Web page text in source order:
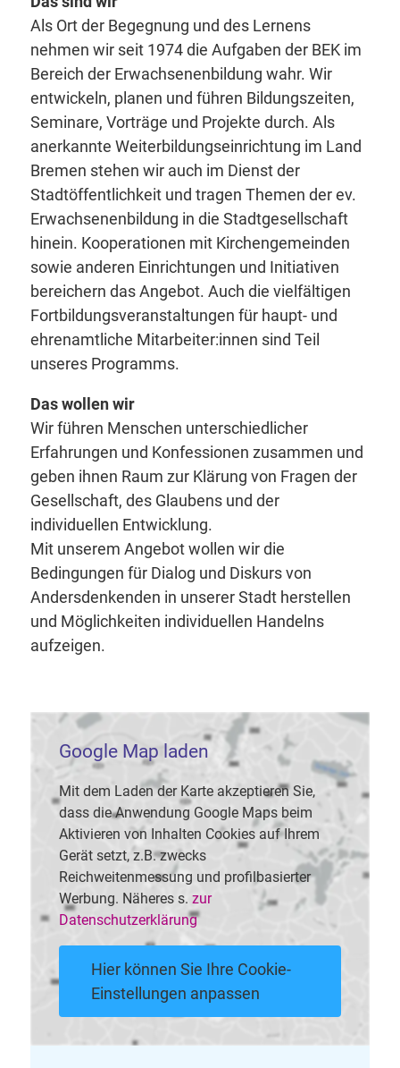
Als Ort der Begegnung und des Lernens
nehmen wir seit 1974 die Aufgaben der BEK im
Bereich der Erwachsenenbildung wahr. Wir
entwickeln, planen und führen Bildungszeiten,
Seminare, Vorträge und Projekte durch. Als
anerkannte Weiterbildungseinrichtung im Land
Bremen stehen wir auch im Dienst der
Stadtöffentlichkeit und tragen Themen der ev.
Erwachsenenbildung in die Stadtgesellschaft
hinein. Kooperationen mit Kirchengemeinden
sowie anderen Einrichtungen und Initiativen
bereichern das Angebot. Auch die vielfältigen
Fortbildungsveranstaltungen für haupt- und
ehrenamtliche Mitarbeiter:innen sind Teil
unseres Programms.
Das wollen wir
Wir führen Menschen unterschiedlicher
Erfahrungen und Konfessionen zusammen und
geben ihnen Raum zur Klärung von Fragen der
Gesellschaft, des Glaubens und der
individuellen Entwicklung.
Mit unserem Angebot wollen wir die
Bedingungen für Dialog und Diskurs von
Andersdenkenden in unserer Stadt herstellen
und Möglichkeiten individuellen Handelns
aufzeigen.
Google Map laden
Mit dem Laden der Karte akzeptieren Sie,
dass die Anwendung Google Maps beim
Aktivieren von Inhalten Cookies auf Ihrem
Gerät setzt, z.B. zwecks
Reichweitenmessung und profilbasierter
Werbung. Näheres s. zur
Datenschutzerklärung
Hier können Sie Ihre Cookie-
Einstellungen anpassen